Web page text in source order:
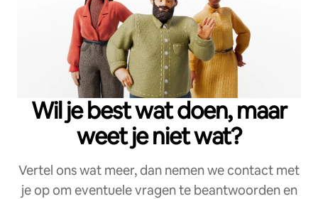
Wil je best wat doen, maar
weet je niet wat?
Vertel ons wat meer, dan nemen we contact met
je op om eventuele vragen te beantwoorden en